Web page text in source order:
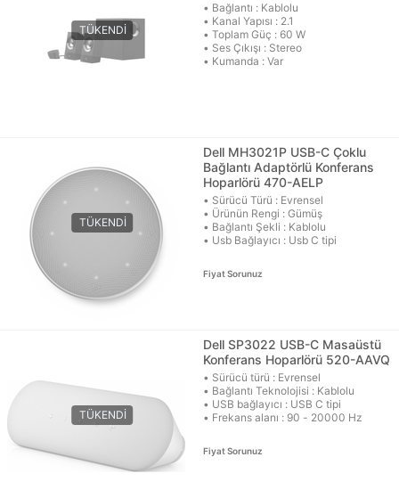
• Bağlantı : Kablolu
• Kanal Yapısı : 2.1
• Toplam Güç : 60 W
• Ses Çıkışı : Stereo
• Kumanda : Var
Dell MH3021P USB-C Çoklu
Bağlantı Adaptörlü Konferans
Hoparlörü 470-AELP
• Sürücü Türü : Evrensel
• Ürünün Rengi : Gümüş
• Bağlantı Şekli : Kablolu
• Usb Bağlayıcı : Usb C tipi
Fiyat Sorunuz
Dell SP3022 USB-C Masaüstü
Konferans Hoparlörü 520-AAVQ
• Sürücü türü : Evrensel
• Bağlantı Teknolojisi : Kablolu
• USB bağlayıcı : USB C tipi
• Frekans alanı : 90 - 20000 Hz
Fiyat Sorunuz